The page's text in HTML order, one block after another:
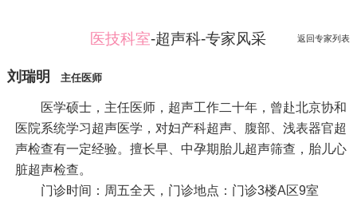
医技科室-超声科-专家风采 返回专家列表
刘瑞明 主任医师
医学硕士，主任医师，超声工作二十年，曾赴北京协和
医院系统学习超声医学，对妇产科超声、腹部、浅表器官超
声检查有一定经验。擅长早、中孕期胎儿超声筛查，胎儿心
脏超声检查。
门诊时间：周五全天，门诊地点：门诊3楼A区9室